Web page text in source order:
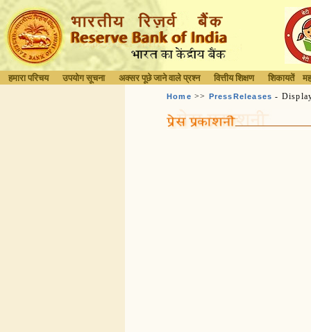
हमारा परिचय उपयोग सूचना अक्सर पूछे जाने वाले प्रश्न वित्तीय शिक्षण शिकायतें
Home >> PressReleases -